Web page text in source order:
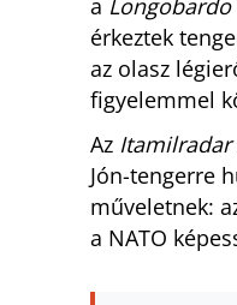
a Longobardo
érkeztek
az olasz
figyelemmel
Az Itamilradar
Jón-tengerre
műveletnek:
a NATO